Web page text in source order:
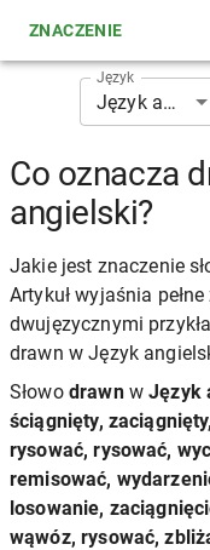
ZNACZENIE
Język
Język angielski
Co oznacza
angielski?
Jakie jest znaczenie
Artykuł wyjaśnia
dwujęzycznymi
drawn w Język
Słowo drawnwJęzyk
ściągnięty,
rysować, rysować,
remisować,
losowanie,
wąwóz, rysować,